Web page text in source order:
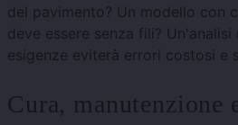
del pavimento? Un modello con
deve essere senza fili?
esigenze eviterà errori costosi e
Cura, manutenzione